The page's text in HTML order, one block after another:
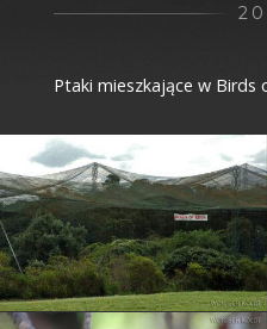
Ptaki mieszkające w Birds